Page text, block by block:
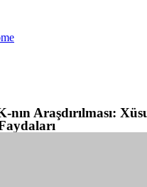
nın Araşdırılması: